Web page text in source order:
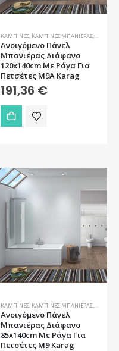
ΚΑΜΠΊΝΕΣ, ΚΑΜΠΊΝΕΣ ΜΠΑΝΙΈΡΑΣ, ΜΠΆΝΙΟ
Ανοιγόμενο Πάνελ
Μπανιέρας Διάφανο
120x140cm Mε Ράγα Για
Πετσέτες M9A Karag
191,36 €
ΚΑΜΠΊΝΕΣ, ΚΑΜΠΊΝΕΣ ΜΠΑΝΙΈΡΑΣ, ΜΠΆΝΙΟ
Ανοιγόμενο Πάνελ
Μπανιέρας Διάφανο
85x140cm Mε Ράγα Για
Πετσέτες M9 Karag